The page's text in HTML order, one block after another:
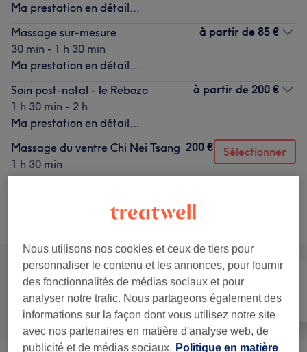
Ma prestation en détail...
Massage sur-mesure
30 min - 1 h 30 min
Ma prestation en détail...
à partir de 85 €
Soin post-natal - le Rebozo
1 h 30 min - 2 h
Ma prestation en détail...
à partir de 200 €
Massage du ventre Chi Nei Tsang
1 h 30 min
200 € Sélectionner
Recherchez dans notre liste de prestations
Tout Épilation Visage
Nous utilisons nos cookies et ceux de tiers pour
personnaliser le contenu et les annonces, pour fournir
des fonctionnalités de médias sociaux et pour
analyser notre trafic. Nous partageons également des
informations sur la façon dont vous utilisez notre site
avec nos partenaires en matière d'analyse web, de
publicité et de médias sociaux. Politique en matière